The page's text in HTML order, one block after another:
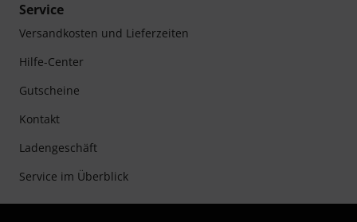
Service
Versandkosten und Lieferzeiten
Hilfe-Center
Gutscheine
Kontakt
Ladengeschäft
Service im Überblick